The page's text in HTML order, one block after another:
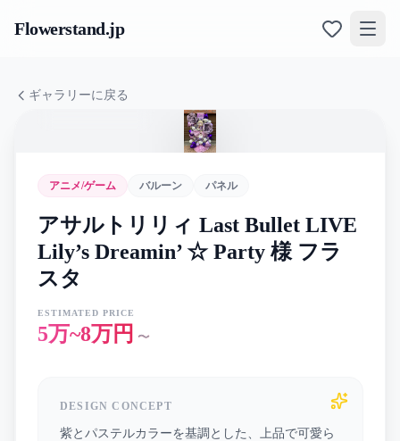
Flowerstand.jp
ギャラリーに戻る
アニメ/ゲーム バルーン パネル
アサルトリリィ Last Bullet LIVE
Lily’s Dreamin’ ☆ Party 様 フラ
スタ
ESTIMATED PRICE
5万~8万円 〜
DESIGN CONCEPT
紫とパステルカラーを基調とした、上品で可愛ら